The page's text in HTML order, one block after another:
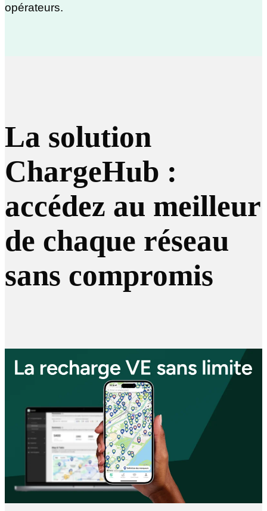
opérateurs.
La solution
ChargeHub :
accédez au meilleur
de chaque réseau
sans compromis